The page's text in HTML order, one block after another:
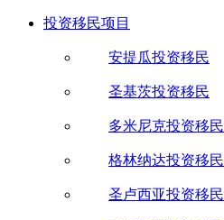
投资移民项目
安提瓜投资移民
圣基茨投资移民
多米尼克投资移民
格林纳达投资移民
圣卢西亚投资移民